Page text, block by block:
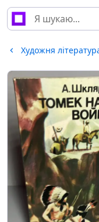
Художня